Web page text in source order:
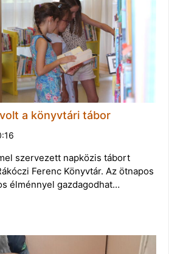
a könyvtári tábor
szervezett napközis tábort
Ferenc Könyvtár. Az ötnapos
élménnyel gazdagodhat…